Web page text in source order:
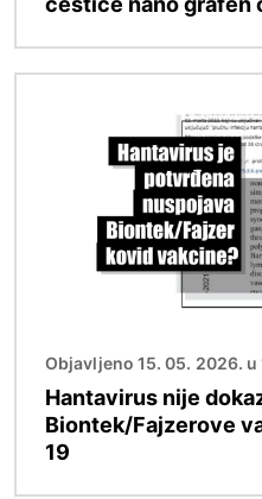
Objavljeno 15. 05. 2026. u
Hantavirus nije
Biontek/Fajzerove
19